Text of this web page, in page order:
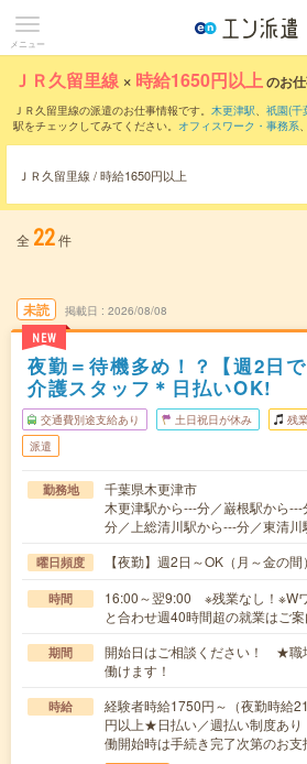
メニュー
ＪＲ久留里線 × 時給1650円以上のお
ＪＲ久留里線の派遣のお仕事情報です。 木更津駅、 祇園(千
駅をチェックしてみてください。 オフィスワーク・事務系、
などのこだわり条件で絞り込んでい
ＪＲ久留里線 / 時給1650円以上
全 22件
未読
NEW
掲載日 2026/08/08
夜勤＝待機多め！？【週2日
介護スタッフ＊日払いOK!
交通費別途支給あり 土日祝日が休み 残
派遣
勤務地
千葉県木更津市
木更津駅から---分／巌根駅から
分／上総清川駅から---分／東清川
曜日頻度 【夜勤】週2日～OK（月～金の間）
時間
16:00～翌9:00 ※残業なし！※W
と合わせ週40時間超の就業はご
期間
開始日はご相談ください！ ★職
働けます！
時給
経験者時給1750円～（夜勤時給
円以上★日払い／週払い制度あり
働開始時は手続き完了次第のお支